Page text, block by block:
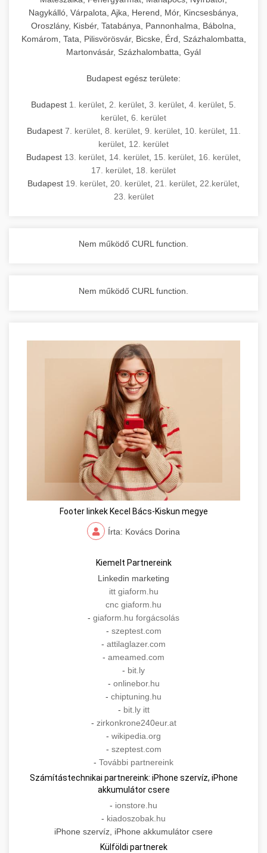
Nagykálló, Várpalota, Ajka, Herend, Mór, Kincsesbánya,
Oroszlány, Kisbér, Tatabánya, Pannonhalma, Bábolna,
Komárom, Tata, Pilisvörösvár, Bicske, Érd, Százhalombatta,
Martonvásár, Százhalombatta, Gyál
Budapest egész területe:
Budapest 1. kerület 2. kerület 3. kerület 4. kerület 5.
kerület 6. kerület
Budapest 7. kerület, 8. kerület, 9. kerület, 10. kerület, 11.
kerület 12. kerület
Budapest 13. kerület 14. kerület 15. kerület 16. kerület
17. kerület 18. kerület
Budapest 19. kerület 20. kerület 21. kerület 22.kerület
23. kerület
Nem működő CURL function.
Nem működő CURL function.
Footer linkek Kecel Bács-Kiskun megye
Írta: Kovács Dorina
Kiemelt Partnereink
Linkedin marketing
itt giaform.hu
cnc giaform.hu
- giaform.hu forgácsolás
- szeptest.com
- attilaglazer.com
- ameamed.com
- bit.ly
- onlinebor.hu
- chiptuning.hu
- bit.ly itt
- zirkonkrone240eur.at
- wikipedia.org
- szeptest.com
- További partnereink
Számítástechnikai partnereink: iPhone szervíz, iPhone
akkumulátor csere
- ionstore.hu
- kiadoszobak.hu
iPhone szervíz, iPhone akkumulátor csere
Külföldi partnerek